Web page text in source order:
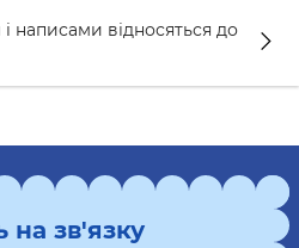
футболок з
бавовна або якісна
написами відносяться до
на зв'язку